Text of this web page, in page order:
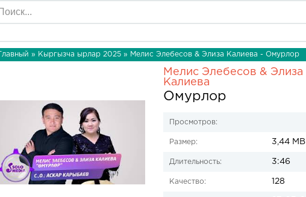
Главный » Кыргызча ырлар 2025 » Мелис Элебесов & Элиза Калиева - Омурлор
Мелис Элебесов & Элиза
Калиева
Омурлор
Просмотров:
Размер: 3,44 MB
Длительность: 3:46
Качество: 128